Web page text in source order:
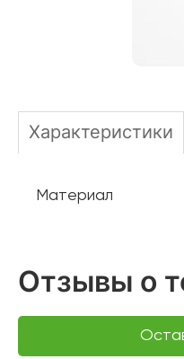
Характеристики
Материал
Отзывы о